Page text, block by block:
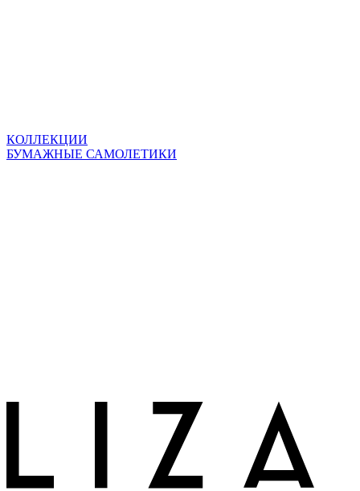
КОЛЛЕКЦИИ
БУМАЖНЫЕ САМОЛЕТИКИ